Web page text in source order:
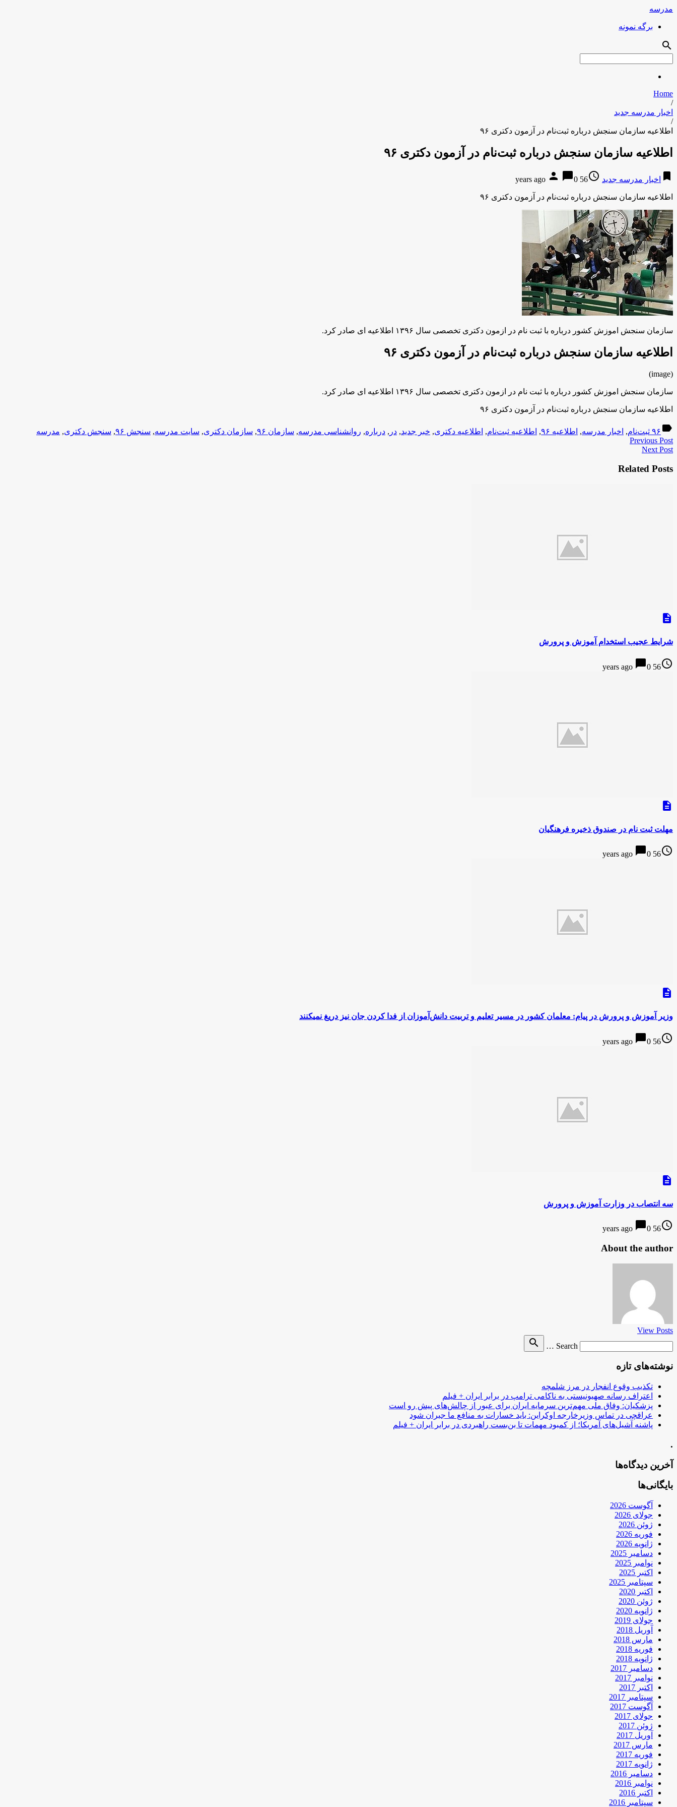
مدرسه
برگه نمونه
search
Home
/
اخبار مدرسه جدید
/
اطلاعیه سازمان سنجش درباره ثبت‌نام در آزمون دکتری ۹۶
اطلاعیه سازمان سنجش درباره ثبت‌نام در آزمون دکتری ۹۶
bookmark اخبار مدرسه جدید access_time
56 years ago
person chat_bubble0
اطلاعیه سازمان سنجش درباره ثبت‌نام در آزمون دکتری ۹۶
سازمان سنجش اموزش کشور درباره با ثبت نام در ازمون دکتری تخصصی سال ۱۳۹۶ اطلاعیه ای صادر کرد.
اطلاعیه سازمان سنجش درباره ثبت‌نام در آزمون دکتری ۹۶
(image)
سازمان سنجش اموزش کشور درباره با ثبت نام در ازمون دکتری تخصصی سال ۱۳۹۶ اطلاعیه ای صادر کرد.
اطلاعیه سازمان سنجش درباره ثبت‌نام در آزمون دکتری ۹۶
label ۹۶ ثبت‌نام , اخبار مدرسه, اطلاعیه ۹۶ , اطلاعیه ثبت‌نام, اطلاعیه دکتری, خبر جدید, در , درباره, روانشناسی مدرسه, سازمان ۹۶ , سازمان دکتری, سایت مدرسه, سنجش ۹۶ , سنجش دکتری, مدرسه
Previous Post
Next Post
Related Posts
description
شرایط عجیب استخدام آموزش و پرورش
access_time
56 years ago
chat_bubble0
description
مهلت ثبت نام در صندوق ذخیره فرهنگیان
access_time
56 years ago
chat_bubble0
description
وزیر آموزش و پرورش در پیام: معلمان کشور در مسیر تعلیم و تربیت دانش‌آموزان از فدا کردن جان نیز دریغ نمی‎کنند
access_time
56 years ago
chat_bubble0
description
سه انتصاب در وزارت آموزش و پرورش
access_time
56 years ago
chat_bubble0
About the author
View Posts
Search …
search
نوشته‌های تازه
تکذیب وقوع انفجار در مرز شلمچه
اعتراف رسانه صهیونیستی به ناکامی ترامپ در برابر ایران + فیلم
پزشکیان: وفاق ملی مهم‌ترین سرمایه ایران برای عبور از چالش‌های پیش رو است
عراقچی در تماس وزیرخارجه اوکراین: باید خسارات به منافع ما جبران شود
پاشنه آشیل‌های آمریکا؛ از کمبود مهمات تا بن‌بست راهبردی در برابر ایران + فیلم
.
آخرین دیدگاه‌ها
بایگانی‌ها
آگوست 2026
جولای 2026
ژوئن 2026
فوریه 2026
ژانویه 2026
دسامبر 2025
نوامبر 2025
اکتبر 2025
سپتامبر 2025
اکتبر 2020
ژوئن 2020
ژانویه 2020
جولای 2019
آوریل 2018
مارس 2018
فوریه 2018
ژانویه 2018
دسامبر 2017
نوامبر 2017
اکتبر 2017
سپتامبر 2017
آگوست 2017
جولای 2017
ژوئن 2017
آوریل 2017
مارس 2017
فوریه 2017
ژانویه 2017
دسامبر 2016
نوامبر 2016
اکتبر 2016
سپتامبر 2016